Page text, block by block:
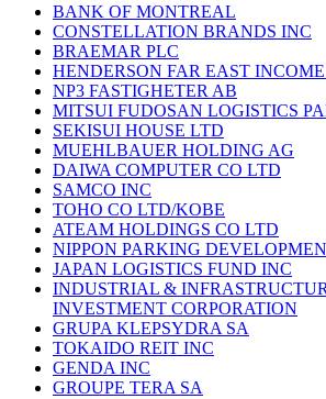
BANK OF MONTREAL
CONSTELLATION BRANDS INC
BRAEMAR PLC
HENDERSON FAR EAST
NP3 FASTIGHETER AB
MITSUI FUDOSAN LOGISTICS
SEKISUI HOUSE LTD
MUEHLBAUER HOLDING AG
DAIWA COMPUTER CO LTD
SAMCO INC
TOHO CO LTD/KOBE
ATEAM HOLDINGS CO LTD
NIPPON PARKING
JAPAN LOGISTICS FUND INC
INDUSTRIAL &
INVESTMENT CORPORATION
GRUPA KLEPSYDRA SA
TOKAIDO REIT INC
GENDA INC
GROUPE TERA SA